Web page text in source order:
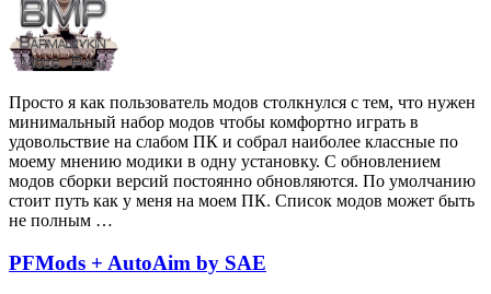
Просто я как пользователь модов столкнулся с тем, что нужен
минимальный набор модов чтобы комфортно играть в
удовольствие на слабом ПК и собрал наиболее классные по
моему мнению модики в одну установку. С обновлением
модов сборки версий постоянно обновляются. По умолчанию
стоит путь как у меня на моем ПК. Список модов может быть
не полным …
PFMods + AutoAim by SAE